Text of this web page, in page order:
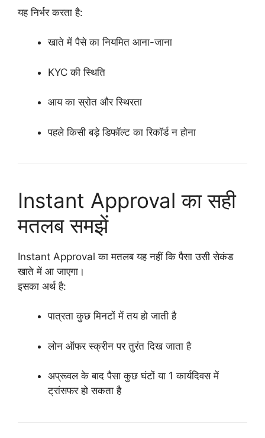
यह निर्भर करता है:
खाते में पैसे का नियमित आना-जाना
KYC की स्थिति
आय का स्रोत और स्थिरता
पहले किसी बड़े डिफॉल्ट का रिकॉर्ड न होना
Instant Approval का सही
मतलब समझें
Instant Approval का मतलब यह नहीं कि पैसा उसी सेकंड
खाते में आ जाएगा।
इसका अर्थ है:
पात्रता कुछ मिनटों में तय हो जाती है
लोन ऑफर स्क्रीन पर तुरंत दिख जाता है
अप्रूवल के बाद पैसा कुछ घंटों या 1 कार्यदिवस में
ट्रांसफर हो सकता है